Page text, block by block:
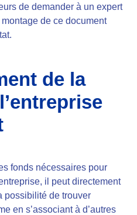
de demander à un expert
de ce document
de la
fonds nécessaires pour
il peut directement
possibilité de trouver
en s’associant à d’autres